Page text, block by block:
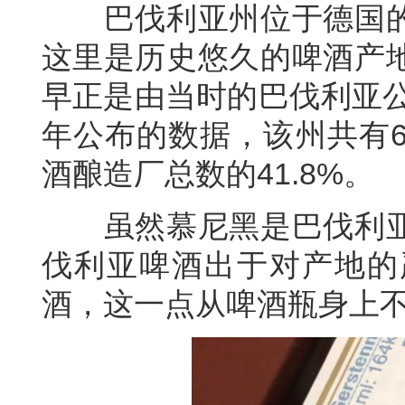
巴伐利亚州位于德国的
这里是历史悠久的啤酒产
早正是由当时的巴伐利亚
年公布的数据，该州共有
酒酿造厂总数的41.8%。
虽然慕尼黑是巴伐利亚
伐利亚啤酒出于对产地
酒，这一点从啤酒瓶身上